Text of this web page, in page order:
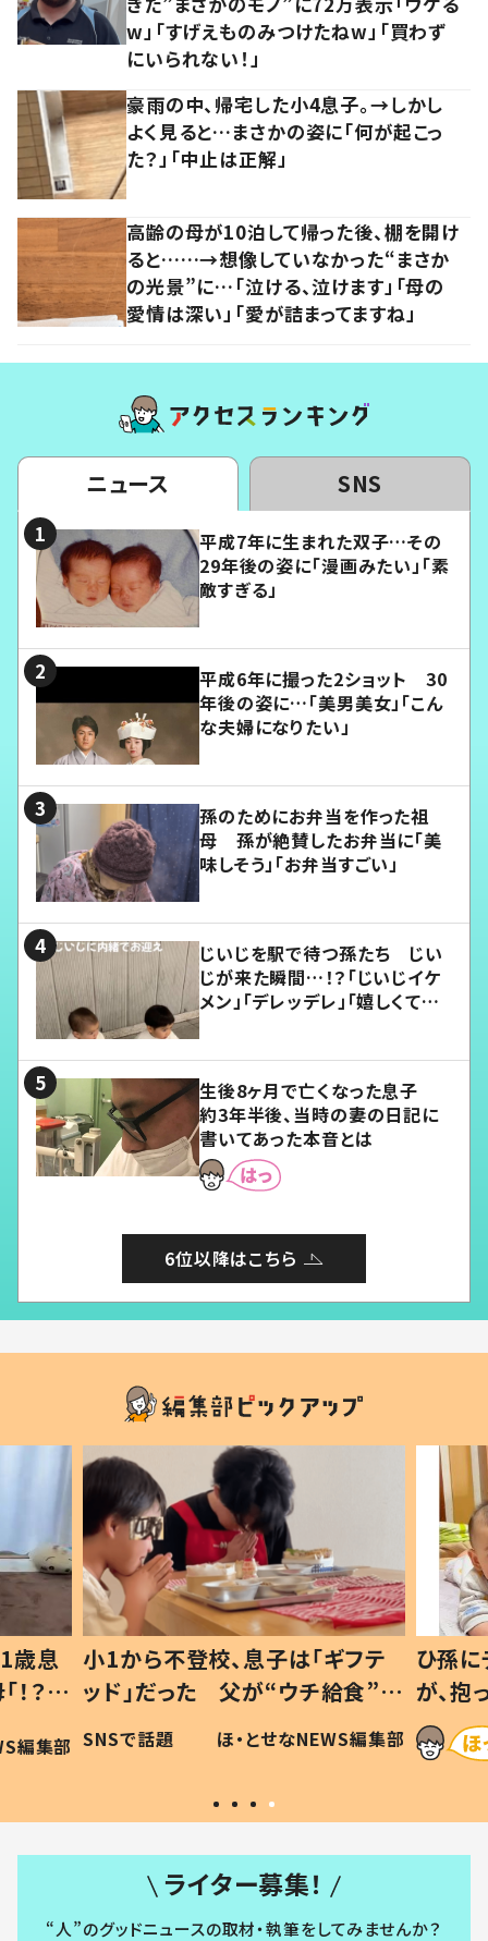
w」「すげえものみつけたねw」「買わず
にいられない！」
豪雨の中、帰宅した小4息子。→しかし
よく見ると…まさかの姿に「何が起こっ
た？」「中止は正解」
高齢の母が10泊して帰った後、棚を開け
ると……→想像していなかった“まさか
の光景”に…「泣ける、泣けます」「母の
愛情は深い」「愛が詰まってますね」
ニュース SNS
平成7年に生まれた双子…その
29年後の姿に「漫画みたい」「素
敵すぎる」
平成6年に撮った2ショット 30
年後の姿に…「美男美女」「こん
な夫婦になりたい」
孫のためにお弁当を作った祖
母 孫が絶賛したお弁当に「美
味しそう」「お弁当すごい」
じいじを駅で待つ孫たち じい
じが来た瞬間…！？「じいじイケ
メン」「デレッデレ」「嬉しくて可
生後8ヶ月で亡くなった息子
約3年半後、当時の妻の日記に
書いてあった本音とは
6位以降はこちら
歳息
？」
編集部
小1から不登校、息子は「ギフテ
ッド」だった 父が“ウチ給食”を
作り続ける理由とは #令和の親
#令和の子
SNSで話題 ほ・とせなNEWS編集部
ひ孫
が、
「涙が
い」
ライター募集！
“人”のグッドニュースの取材・執筆をしてみませんか？